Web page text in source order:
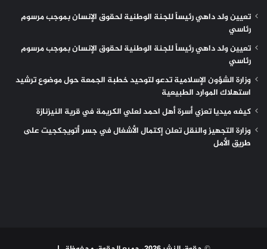
تعيين ولد داهي رئيساً للجنة الوطنية لحقوق الإنسان بموجب مرسوم
رئاسي
تعيين ولد داهي رئيساً للجنة الوطنية لحقوق الإنسان بموجب مرسوم
رئاسي
وزارة الشؤون الإسلامية تدعو لتوحيد خطبة الجمعة حول موضوع ترشيد
استهلاك الموارد الطبيعية
كيفه ميديا تعزي أسرة أهل احمد لعلي الكريمة في قرية النيزنازة
وزارة التجهيز والنقل تعلن إكتمال الأشغال في جسر أتويجكجيت على
طريق الأمل